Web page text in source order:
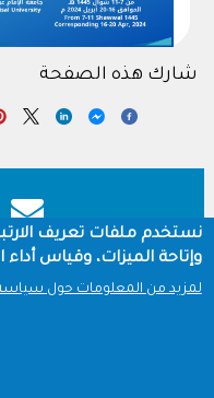
شارك هذه الصفحة
Footer
نستخدم ملفات تعريف
وإتاحة الميزات، وقياس أداء
لمزيد من المعلومات حول